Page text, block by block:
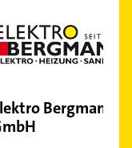
Bergmann